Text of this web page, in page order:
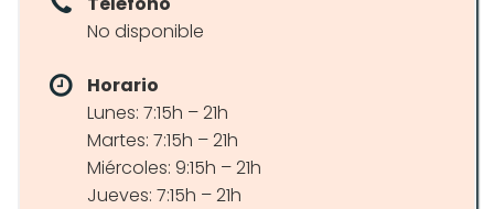
No disponible
Horario
Lunes: 7:15h – 21h
Martes: 7:15h – 21h
Miércoles: 9:15h – 21h
Jueves: 7:15h – 21h